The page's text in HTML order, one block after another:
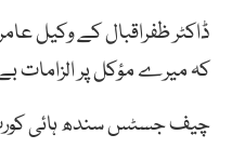
ڈاکٹر ظفراقبال کے وکیل
کہ میرے مؤکل پر الزامات بے
چیف جسٹس سندھ ہائی